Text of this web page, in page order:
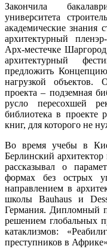
Закончила
университета
академические знания
архитектурный
Арх‑местечке
архитектурный
предложить
нагрузкой объектов.
проекта – подземная
русло пересохшей
библиотека в проекте
книг, для которого не
Во время учебы в
Берлинский
рассказывал о
формах без острых
направлением в
школы Bauhaus и
Германия. Дипломный
решением глобальных
катаклизмов:
преступников в